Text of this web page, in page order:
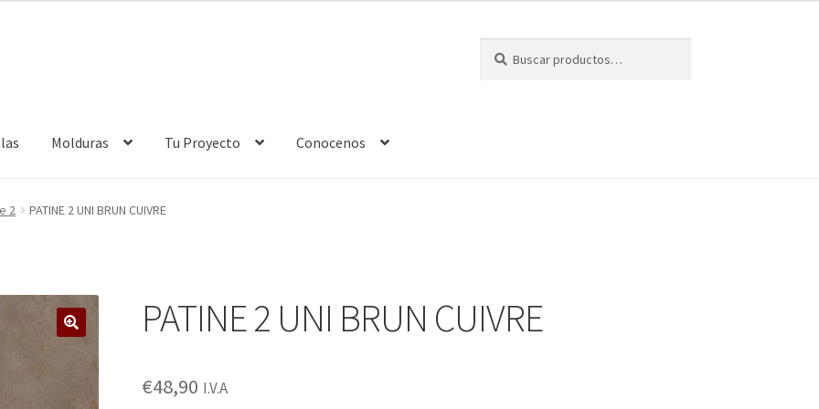
por:
Molduras Tu Proyecto Conocenos
Donde Estamos Enmarcación
somosTérminos de uso
2 PATINE 2 UNI BRUN CUIVRE
PATINE 2 UNI BRUN CUIVRE
€48,90 I.V.A